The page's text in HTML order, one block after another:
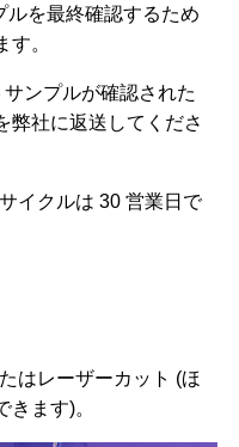
ルを最終確認するため
。
サンプルが確認された
弊社に返送してくださ
イクルは 30 営業日で
はレーザーカット (ほ
ます)。